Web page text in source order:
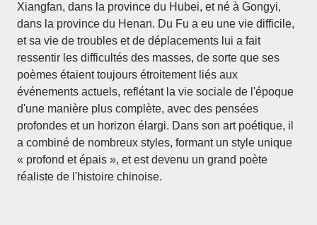
Xiangfan, dans la province du Hubei, et né à Gongyi,
dans la province du Henan. Du Fu a eu une vie difficile,
et sa vie de troubles et de déplacements lui a fait
ressentir les difficultés des masses, de sorte que ses
poèmes étaient toujours étroitement liés aux
événements actuels, reflétant la vie sociale de l'époque
d'une manière plus complète, avec des pensées
profondes et un horizon élargi. Dans son art poétique, il
a combiné de nombreux styles, formant un style unique
« profond et épais », et est devenu un grand poète
réaliste de l'histoire chinoise.